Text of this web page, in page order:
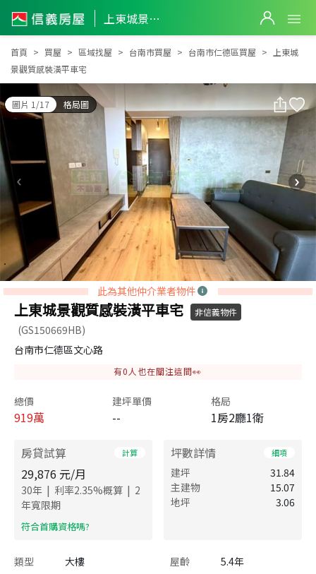
上東城景觀質感裝潢平車宅
上東城景觀質感裝潢平車宅
首頁 買屋 區域找屋 台南市買屋 台南市仁德區買屋
上東城
景觀質感裝潢平車宅
圖片 1/17 格局圖
此為其他仲介業者物件
上東城景觀質感裝潢平車宅 非信義物件
(GS150669HB)
台南市仁德區文心路
有0 人也在關注這間👀
總價
919萬
建坪單價
--
格局
1房2廳1衛
房貸試算 計算
29,876 元/月
30年 | 利率2.35%概算 | 2
年寬限期
​符合首購資格嗎?
坪數詳情 細項
建坪
31.84
主建物
15.07
地坪
3.06
類型 大樓 屋齡
5.4年